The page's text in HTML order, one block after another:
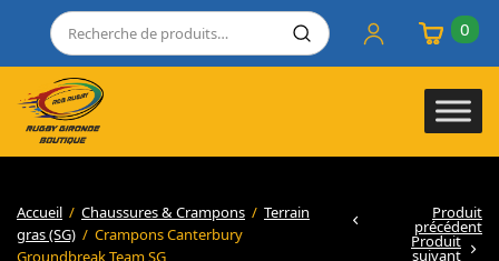
0
Accueil / Chaussures & Crampons / Terrain
gras (SG) / Crampons Canterbury
Groundbreak Team SG
Produit
précédent
Produit
suivant